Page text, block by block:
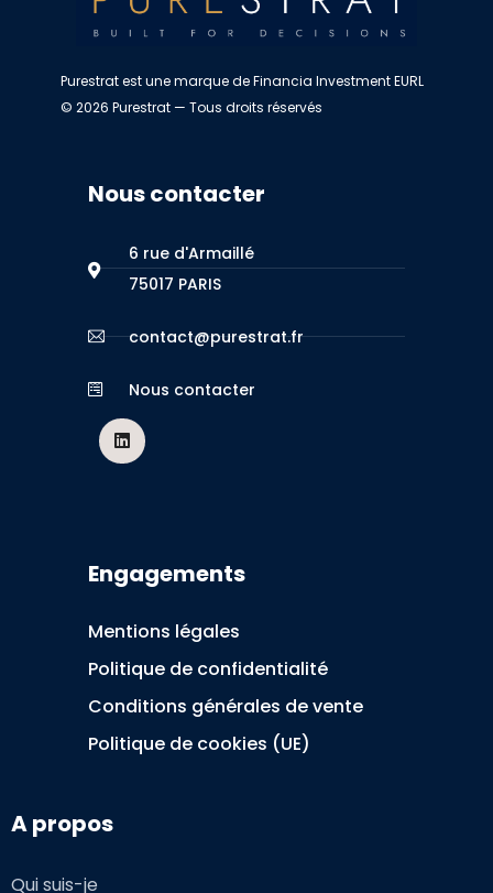
Purestrat est une marque de Financia Investment EURL
© 2026 Purestrat — Tous droits réservés
Nous contacter
6 rue d'Armaillé
75017 PARIS
contact@purestrat.fr
Nous contacter
Engagements
Mentions légales
Politique de confidentialité
Conditions générales de vente
Politique de cookies (UE)
A propos
Qui suis-je